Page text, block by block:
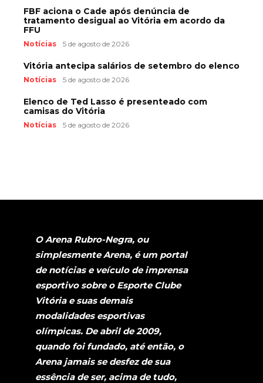
FBF aciona o Cade após denúncia de
tratamento desigual ao Vitória em acordo da
FFU
Notícias 5 de agosto de 2026
Vitória antecipa salários de setembro do elenco
Notícias 5 de agosto de 2026
Elenco de Ted Lasso é presenteado com
camisas do Vitória
Notícias 5 de agosto de 2026
O Arena Rubro-Negra, ou
simplesmente Arena, é um portal
de notícias e veículo de imprensa
esportivo sobre o Esporte Clube
Vitória e suas demais
modalidades esportivas
olímpicas. De abril de 2009,
quando foi fundado, até então, o
Arena jamais se desfez de sua
essência de ser, acima de tudo,